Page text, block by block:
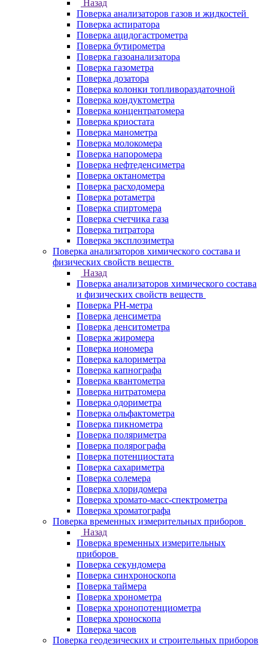
Назад
Поверка анализаторов газов и жидкостей
Поверка аспиратора
Поверка ацидогастрометра
Поверка бутирометра
Поверка газоанализатора
Поверка газометра
Поверка дозатора
Поверка колонки топливораздаточной
Поверка кондуктометра
Поверка концентратомера
Поверка криостата
Поверка манометра
Поверка молокомера
Поверка напоромера
Поверка нефтеденсиметра
Поверка октанометра
Поверка расходомера
Поверка ротаметра
Поверка спиртомера
Поверка счетчика газа
Поверка титратора
Поверка эксплозиметра
Поверка анализаторов химического состава и
физических свойств веществ
Назад
Поверка анализаторов химического состава
и физических свойств веществ
Поверка PH-метра
Поверка денсиметра
Поверка денситометра
Поверка жиромера
Поверка иономера
Поверка калориметра
Поверка капнографа
Поверка квантометра
Поверка нитратомера
Поверка одориметра
Поверка ольфактометра
Поверка пикнометра
Поверка поляриметра
Поверка полярографа
Поверка потенциостата
Поверка сахариметра
Поверка солемера
Поверка хлоридомера
Поверка хромато-масс-спектрометра
Поверка хроматографа
Поверка временных измерительных приборов
Назад
Поверка временных измерительных
приборов
Поверка секундомера
Поверка синхроноскопа
Поверка таймера
Поверка хронометра
Поверка хронопотенциометра
Поверка хроноскопа
Поверка часов
Поверка геодезических и строительных приборов